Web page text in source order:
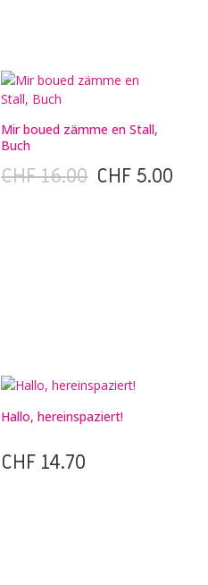
Mir boued zämme en Stall,
Buch
CHF16.00
Ursprünglicher
CHF 5.00
Aktueller
Hallo, hereinspaziert!
CHF 14.70